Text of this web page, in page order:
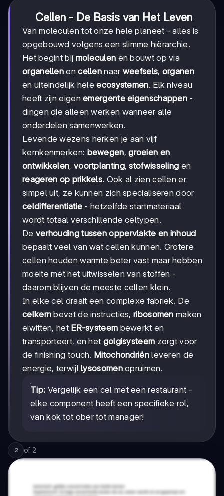
Cellen - De Basis van Het Leven
Van moleculen tot onze hele planeet - alles is
opgebouwd volgens een slimme hiërarchie.
Het begint bij moleculen en bouwt op via
organellen encellen naar weefsels, organen
en uiteindelijk heleecosystemen. Elk niveau
heeft zijn eigenemergente eigenschappen -
dingen die alleen werken wanneer alle
onderdelen samenwerken.
Levende wezens herken je aan vijf
kernkenmerken: bewegen,groeien en
ontwikkelen, voortplanting,stofwisseling en
reageren op prikkels. Ook al zien cellen er
simpel uit, ze kunnen zich specialiseren door
celdifferentiatie - hetzelfde startmateriaal
wordt totaal verschillende celtypen.
De verhouding tussen oppervlakte en inhoud
bepaalt veel van wat cellen kunnen. Grotere
cellen houden warmte beter vast maar hebben
moeite met het uitwisselen van stoffen -
daarom blijven de meeste cellen klein.
In elke cel draait een complexe fabriek. De
celkern bevat de instructies,ribosomen maken
eiwitten, het ER-systeem bewerkt en
transporteert, en het golgisysteem zorgt voor
de finishing touch. Mitochondriënleveren de
energie, terwijllysosomenopruimen.
Tip: Vergelijk een cel met een restaurant -
elke component heeft een specifieke rol,
van kok tot ober tot manager!
2 of 2